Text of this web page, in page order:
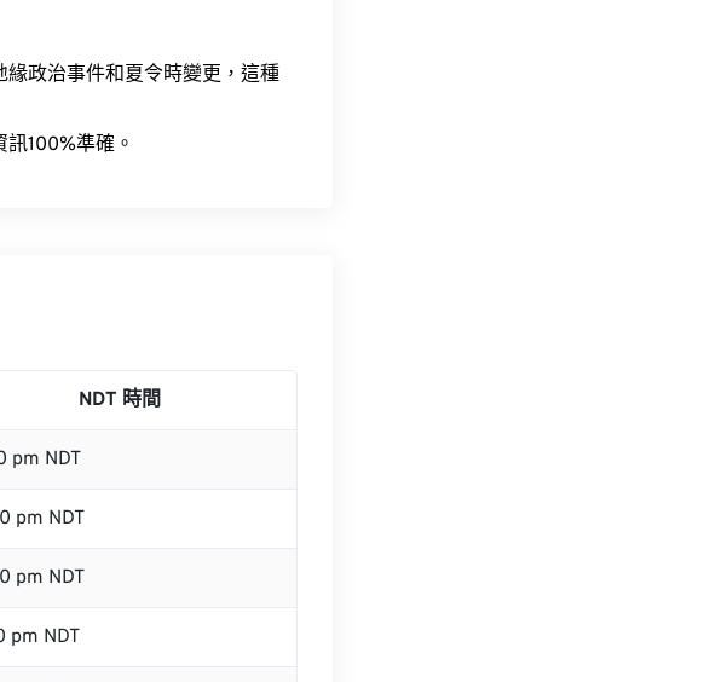
政治事件和夏令時變更，這種
100%準確。
NDT 時間
pm NDT
pm NDT
pm NDT
pm NDT